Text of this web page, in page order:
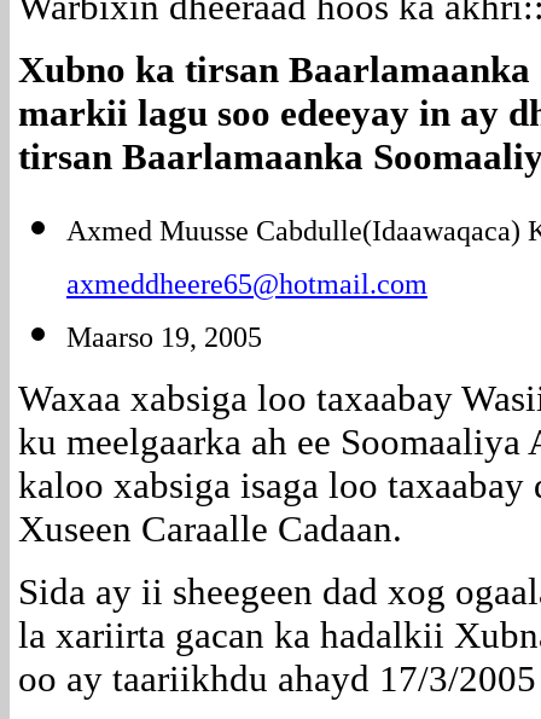
Xubno ka tirsan
markii lagu soo edeeyay in ay
tirsan Baarlamaanka
Axmed Muusse Cabdulle(Idaawaqaca)
axmeddheere65@hotmail.com
Maarso 19, 2005
Waxaa xabsiga loo taxaabay
ku meelgaarka ah ee
kaloo xabsiga isaga loo
Xuseen Caraalle Cadaan.
Sida ay ii sheegeen dad xog
la xariirta gacan ka hadalkii
oo ay taariikhdu ahayd 17/3/